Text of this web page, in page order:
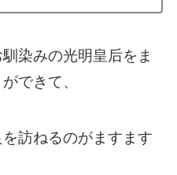
染みの光明皇后をま
できて、
訪ねるのがますます